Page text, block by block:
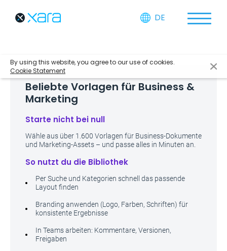
By using this website, you agree to our use of cookies.
Cookie Statement
DE
Beliebte Vorlagen für Business &
Marketing
Starte nicht bei null
Wähle aus über 1.600 Vorlagen für Business-Dokumente
und Marketing-Assets – und passe alles in Minuten an.
So nutzt du die Bibliothek
Per Suche und Kategorien schnell das passende
Layout finden
Branding anwenden (Logo, Farben, Schriften) für
konsistente Ergebnisse
In Teams arbeiten: Kommentare, Versionen,
Freigaben